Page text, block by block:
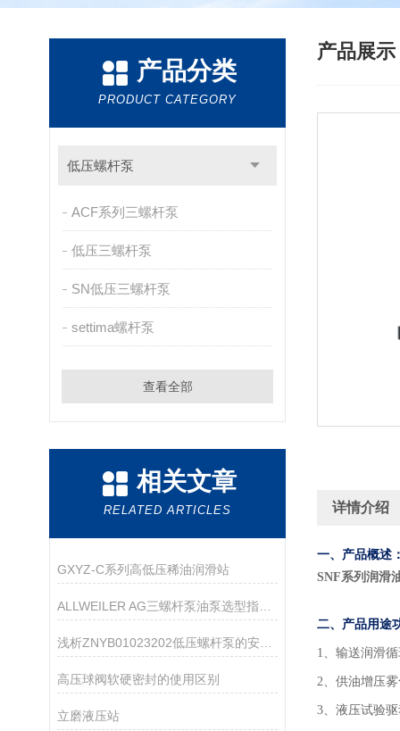
产品分类
PRODUCT CATEGORY
低压螺杆泵
ACF系列三螺杆泵
低压三螺杆泵
SN低压三螺杆泵
settima螺杆泵
查看全部
相关文章
RELATED ARTICLES
GXYZ-C系列高低压稀油润滑站
浅析ZNYB01023202低压螺杆泵的安装注意事项
高压球阀软硬密封的使用区别
立磨液压站
产品展示
详情介绍
一、产品概述
SNF系列润滑
二、产品用途
1、输送润滑
2、供油增压
3、液压试验